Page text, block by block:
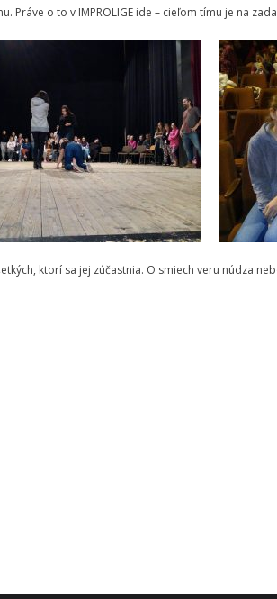
o to v IMPROLIGE ide – cieľom tímu je na
ktorí sa jej zúčastnia. O smiech veru núdza